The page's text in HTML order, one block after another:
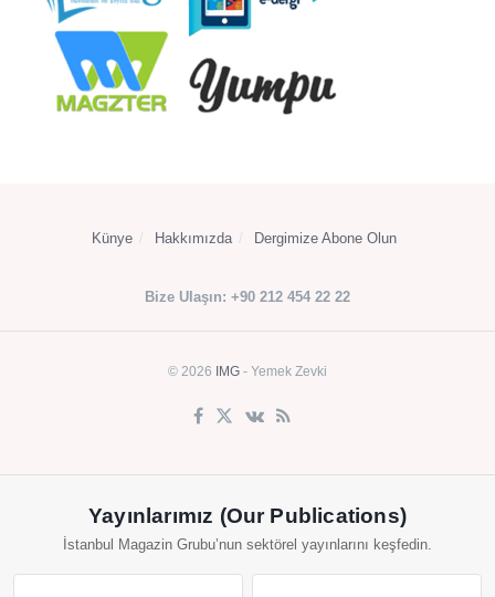
Künye Hakkımızda Dergimize Abone Olun
Bize Ulaşın: +90 212 454 22 22
© 2026 IMG - Yemek Zevki
Yayınlarımız (Our Publications)
İstanbul Magazin Grubu’nun sektörel yayınlarını keşfedin.